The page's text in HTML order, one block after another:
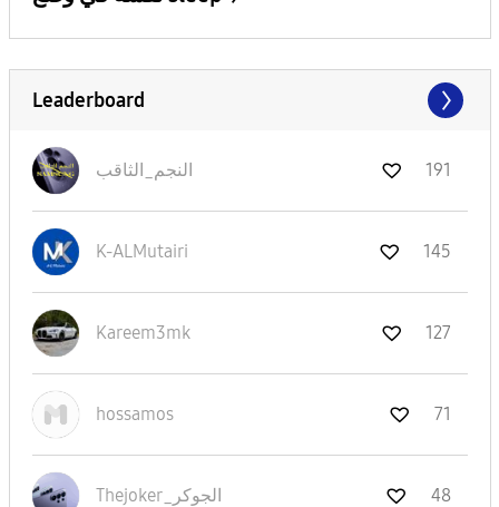
Leaderboard
النجم_الثاقب 191
K-ALMutairi 145
Kareem3mk 127
hossamos 71
Thejoker_الجوكر 48